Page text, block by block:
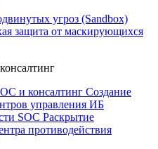
угроз (Sandbox)
защита от маскирующихся
и консалтинг Создание
управления ИБ
SOC Раскрытие
противодействия